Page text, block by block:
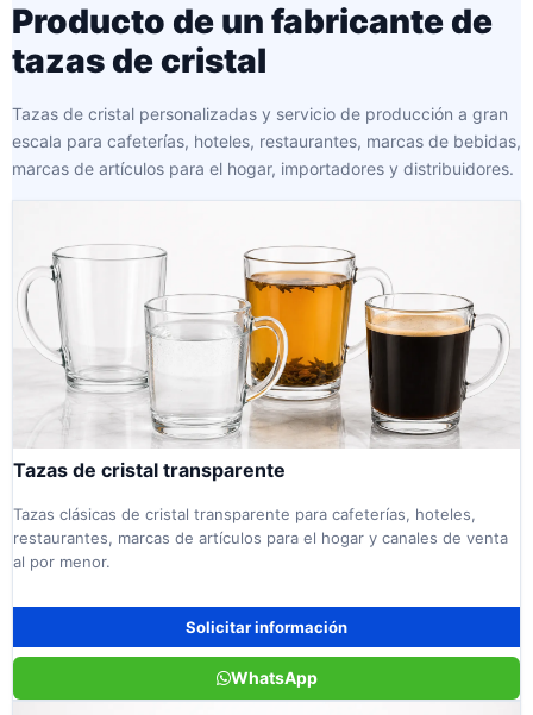
Producto de un fabricante de
tazas de cristal
Tazas de cristal personalizadas y servicio de producción a gran
escala para cafeterías, hoteles, restaurantes, marcas de bebidas,
marcas de artículos para el hogar, importadores y distribuidores.
Tazas de cristal transparente
Tazas clásicas de cristal transparente para cafeterías, hoteles,
restaurantes, marcas de artículos para el hogar y canales de venta
al por menor.
Solicitar información
WhatsApp